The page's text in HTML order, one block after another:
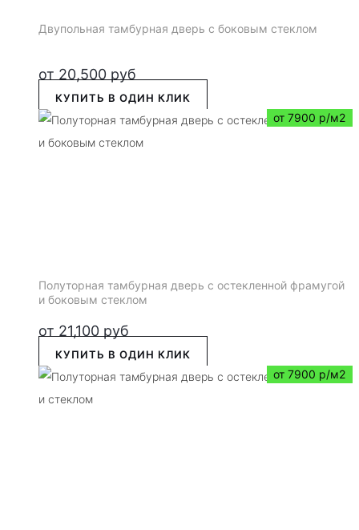
Двупольная тамбурная дверь с боковым стеклом
от 20,500 руб
КУПИТЬ В ОДИН КЛИК
от 7900 р/м2
Полуторная тамбурная дверь с остекленной фрамугой
и боковым стеклом
от 21,100 руб
КУПИТЬ В ОДИН КЛИК
от 7900 р/м2